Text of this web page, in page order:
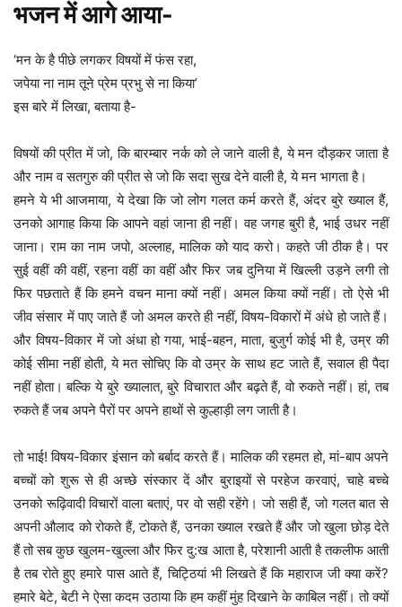
भजन में आगे आया-
‘मन के है पीछे लगकर विषयों में फंस रहा,
जपेया ना नाम तूने प्रेम प्रभु से ना किया’
इस बारे में लिखा, बताया है-
विषयों की प्रीत में जो, कि बारम्बार नर्क को ले जाने वाली है, ये मन दौड़कर जाता है
और नाम व सतगुरु की प्रीत से जो कि सदा सुख देने वाली है, ये मन भागता है।
हमने ये भी आजमाया, ये देखा कि जो लोग गलत कर्म करते हैं, अंदर बुरे ख्याल हैं,
उनको आगाह किया कि आपने वहां जाना ही नहीं। वह जगह बुरी है, भाई उधर नहीं
जाना। राम का नाम जपो, अल्लाह, मालिक को याद करो। कहते जी ठीक है। पर
सुई वहीं की वहीं, रहना वहीं का वहीं और फिर जब दुनिया में खिल्ली उड़ने लगी तो
फिर पछताते हैं कि हमने वचन माना क्यों नहीं। अमल किया क्यों नहीं। तो ऐसे भी
जीव संसार में पाए जाते हैं जो अमल करते ही नहीं, विषय-विकारों में अंधे हो जाते हैं।
और विषय-विकार में जो अंधा हो गया, भाई-बहन, माता, बुजुर्ग कोई भी है, उम्र की
कोई सीमा नहीं होती, ये मत सोचिए कि वो उम्र के साथ हट जाते हैं, सवाल ही पैदा
नहीं होता। बल्कि ये बुरे ख्यालात, बुरे विचारात और बढ़ते हैं, वो रुकते नहीं। हां, तब
रुकते हैं जब अपने पैरों पर अपने हाथों से कुल्हाड़ी लग जाती है।
तो भाई! विषय-विकार इंसान को बर्बाद करते हैं। मालिक की रहमत हो, मां-बाप अपने
बच्चों को शुरू से ही अच्छे संस्कार दें और बुराइयों से परहेज करवाएं, चाहे बच्चे
उनको रूढ़िवादी विचारों वाला बताएं, पर वो सही रहेंगे। जो सही हैं, जो गलत बात से
अपनी औलाद को रोकते हैं, टोकते हैं, उनका ख्याल रखते हैं और जो खुला छोड़ देते
हैं तो सब कुछ खुलम-खुल्ला और फिर दु:ख आता है, परेशानी आती है तकलीफ आती
है तब रोते हुए हमारे पास आते हैं, चिट्ठियां भी लिखते हैं कि महाराज जी क्या करें?
हमारे बेटे, बेटी ने ऐसा कदम उठाया कि हम कहीं मुंह दिखाने के काबिल नहीं। तो क्यों